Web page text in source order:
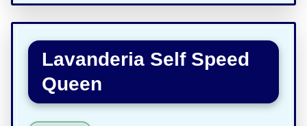
Lavanderia Self Speed
Queen